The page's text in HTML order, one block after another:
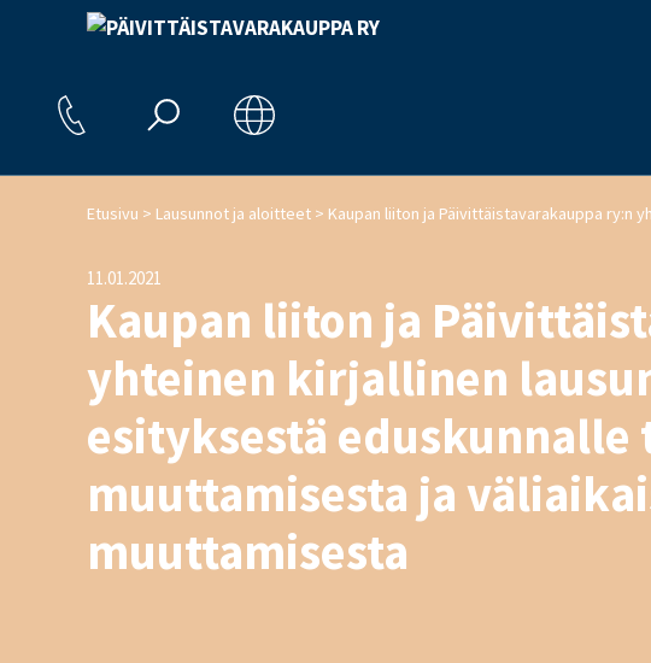
Etusivu > Lausunnot ja aloitteet >
11.01.2021
Kaupan liiton ja
yhteinen kirjallinen
esityksestä
muuttamisesta ja
muuttamisesta